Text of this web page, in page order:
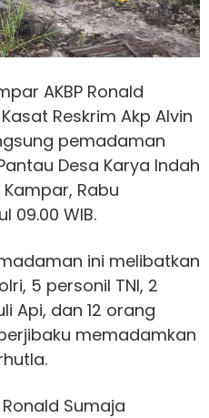
AKBP Ronald
Reskrim Akp Alvin
pemadaman
Desa Karya Indah
Rabu
09.00 WIB.
ini melibatkan
5 personil TNI, 2
Api, dan 12 orang
memadamkan
Sumaja